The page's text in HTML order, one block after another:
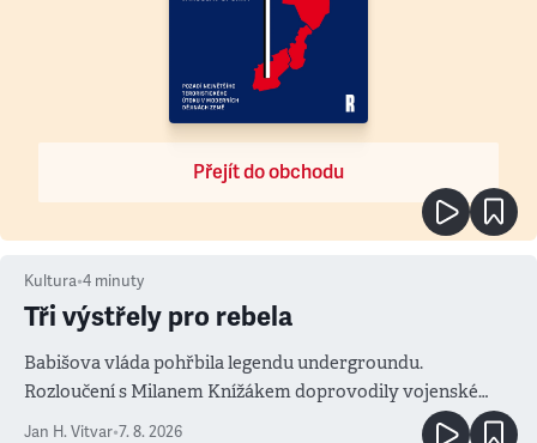
Přejít do obchodu
Kultura•4 minuty
Tři výstřely pro rebela
Babišova vláda pohřbila legendu undergroundu.
Rozloučení s Milanem Knížákem doprovodily vojenské
salvy i kritika pokrokářů
Jan H. Vitvar•7. 8. 2026